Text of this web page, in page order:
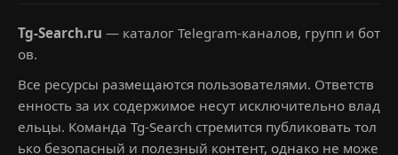
Tg-Search.ru — каталог Telegram-каналов, групп и бот
ов.
Все ресурсы размещаются пользователями. Ответств
енность за их содержимое несут исключительно влад
ельцы. Команда Tg-Search стремится публиковать тол
ько безопасный и полезный контент, однако не може